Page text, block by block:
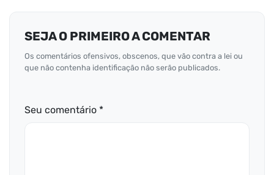
SEJA O PRIMEIRO A COMENTAR
Os comentários ofensivos, obscenos, que vão contra a lei ou
que não contenha identificação não serão publicados.
Seu comentário *